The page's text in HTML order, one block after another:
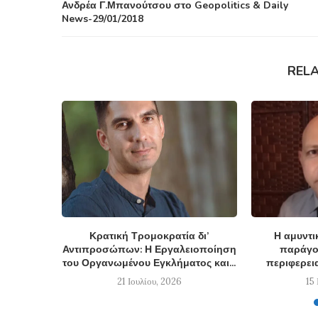
Ανδρέα Γ.Μπανούτσου στο Geopolitics & Daily
News-29/01/2018
Κρατική Τρομοκρατία δι’
Αντιπροσώπων: Η Εργαλειοποίηση
του Οργανωμένου Εγκλήματος και...
21 Ιουλίου, 2026
Η
15